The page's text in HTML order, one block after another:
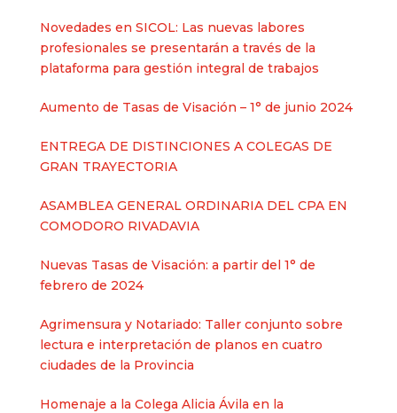
Novedades en SICOL: Las nuevas labores
profesionales se presentarán a través de la
plataforma para gestión integral de trabajos
Aumento de Tasas de Visación – 1° de junio 2024
ENTREGA DE DISTINCIONES A COLEGAS DE
GRAN TRAYECTORIA
ASAMBLEA GENERAL ORDINARIA DEL CPA EN
COMODORO RIVADAVIA
Nuevas Tasas de Visación: a partir del 1° de
febrero de 2024
Agrimensura y Notariado: Taller conjunto sobre
lectura e interpretación de planos en cuatro
ciudades de la Provincia
Homenaje a la Colega Alicia Ávila en la